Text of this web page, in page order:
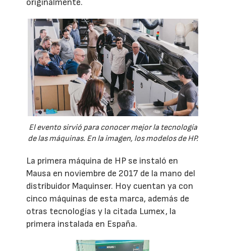
originalmente.
El evento sirvió para conocer mejor la tecnología
de las máquinas. En la imagen, los modelos de HP.
La primera máquina de HP se instaló en
Mausa en noviembre de 2017 de la mano del
distribuidor Maquinser. Hoy cuentan ya con
cinco máquinas de esta marca, además de
otras tecnologías y la citada Lumex, la
primera instalada en España.